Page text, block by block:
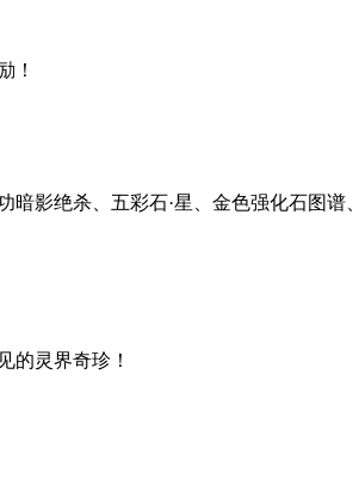
！
影绝杀、五彩石·星、金色强化石图
的灵界奇珍！